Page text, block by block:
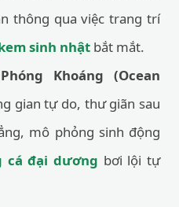
thông qua việc trang trí
sinh nhật bắt mắt.
Khoáng (Ocean
gian tự do, thư giãn sau
mô phỏng sinh động
cá đại dương bơi lội tự